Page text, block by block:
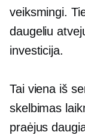
veiksmingi.
daugeliu
investicija.
Tai viena iš
skelbimas
praėjus